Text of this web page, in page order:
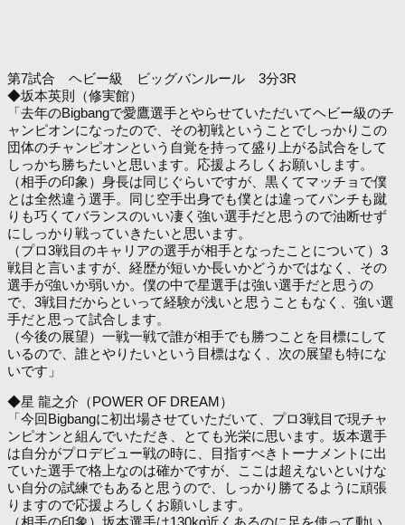
第7試合 ヘビー級 ビッグバンルール 3分3R
◆坂本英則（修実館）
「去年のBigbangで愛鷹選手とやらせていただいてヘビー級のチ
ャンピオンになったので、その初戦ということでしっかりこの
団体のチャンピオンという自覚を持って盛り上がる試合をして
しっかち勝ちたいと思います。応援よろしくお願いします。
（相手の印象）身長は同じぐらいですが、黒くてマッチョで僕
とは全然違う選手。同じ空手出身でも僕とは違ってパンチも蹴
りも巧くてバランスのいい凄く強い選手だと思うので油断せず
にしっかり戦っていきたいと思います。
（プロ3戦目のキャリアの選手が相手となったことについて）3
戦目と言いますが、経歴が短いか長いかどうかではなく、その
選手が強いか弱いか。僕の中で星選手は強い選手だと思うの
で、3戦目だからといって経験が浅いと思うこともなく、強い選
手だと思って試合します。
（今後の展望）一戦一戦で誰が相手でも勝つことを目標にして
いるので、誰とやりたいという目標はなく、次の展望も特にな
いです」
◆星 龍之介（POWER OF DREAM）
「今回Bigbangに初出場させていただいて、プロ3戦目で現チャ
ンピオンと組んでいただき、とても光栄に思います。坂本選手
は自分がプロデビュー戦の時に、目指すべきトーナメントに出
ていた選手で格上なのは確かですが、ここは超えないといけな
い自分の試練でもあると思うので、しっかり勝てるように頑張
りますので応援よろしくお願いします。